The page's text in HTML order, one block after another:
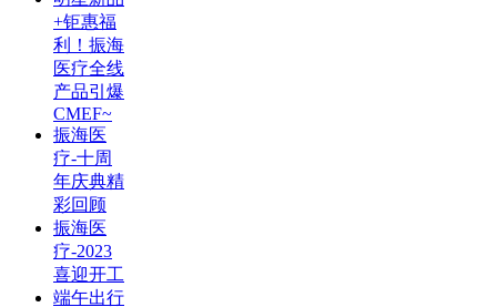
+钜惠福
利！振海
医疗全线
产品引爆
CMEF~
振海医
疗-十周
年庆典精
彩回顾
振海医
疗-2023
喜迎开工
端午出行